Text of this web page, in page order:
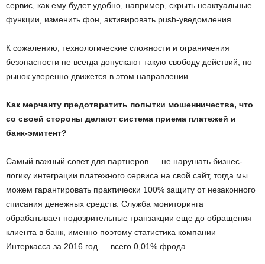
сервис, как ему будет удобно, например, скрыть неактуальные
функции, изменить фон, активировать push-уведомления.
К сожалению, технологические сложности и ограничения
безопасности не всегда допускают такую свободу действий, но
рынок уверенно движется в этом направлении.
Как мерчанту предотвратить попытки мошенничества, что
со своей стороны делают система приема платежей и
банк-эмитент?
Самый важный совет для партнеров — не нарушать бизнес-
логику интеграции платежного сервиса на свой сайт, тогда мы
можем гарантировать практически 100% защиту от незаконного
списания денежных средств. Служба мониторинга
обрабатывает подозрительные транзакции еще до обращения
клиента в банк, именно поэтому статистика компании
Интеркасса за 2016 год — всего 0,01% фрода.